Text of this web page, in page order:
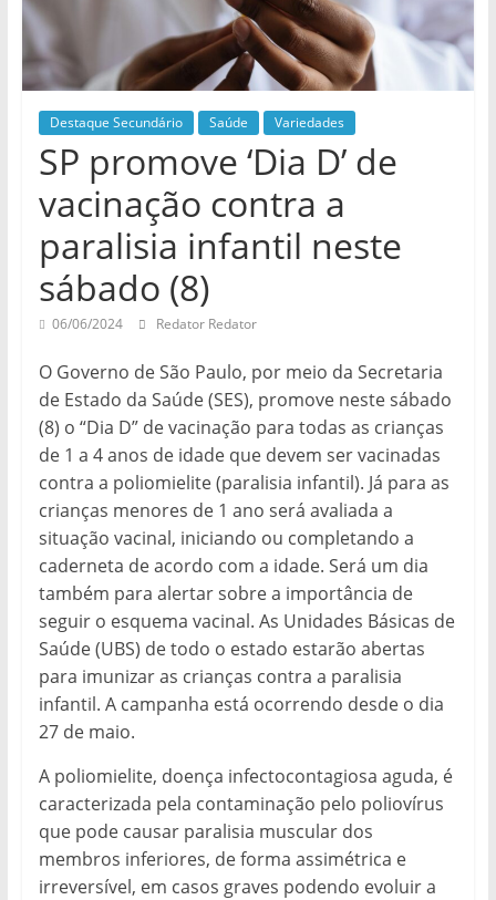
Destaque Secundário Saúde Variedades
SP promove ‘Dia D’ de
vacinação contra a
paralisia infantil neste
sábado (8)
06/06/2024 Redator Redator
O Governo de São Paulo, por meio da Secretaria
de Estado da Saúde (SES), promove neste sábado
(8) o “Dia D” de vacinação para todas as crianças
de 1 a 4 anos de idade que devem ser vacinadas
contra a poliomielite (paralisia infantil). Já para as
crianças menores de 1 ano será avaliada a
situação vacinal, iniciando ou completando a
caderneta de acordo com a idade. Será um dia
também para alertar sobre a importância de
seguir o esquema vacinal. As Unidades Básicas de
Saúde (UBS) de todo o estado estarão abertas
para imunizar as crianças contra a paralisia
infantil. A campanha está ocorrendo desde o dia
27 de maio.
A poliomielite, doença infectocontagiosa aguda, é
caracterizada pela contaminação pelo poliovírus
que pode causar paralisia muscular dos
membros inferiores, de forma assimétrica e
irreversível, em casos graves podendo evoluir a